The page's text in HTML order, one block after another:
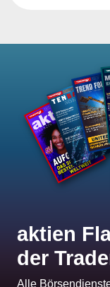
aktien
der
Alle